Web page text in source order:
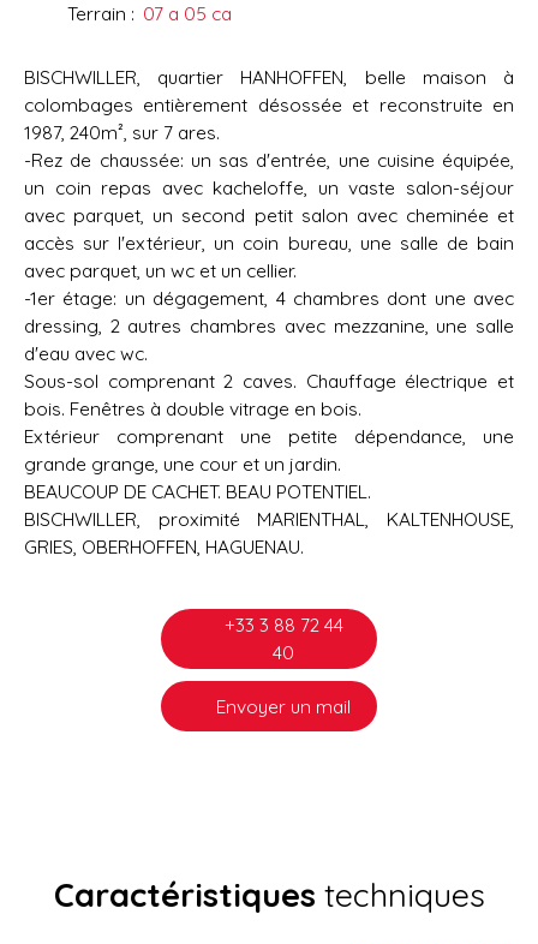
Terrain : 07 a 05 ca
BISCHWILLER, quartier HANHOFFEN, belle maison à
colombages entièrement désossée et reconstruite en
1987, 240m², sur 7 ares.
-Rez de chaussée: un sas d'entrée, une cuisine équipée,
un coin repas avec kacheloffe, un vaste salon-séjour
avec parquet, un second petit salon avec cheminée et
accès sur l'extérieur, un coin bureau, une salle de bain
avec parquet, un wc et un cellier.
-1er étage: un dégagement, 4 chambres dont une avec
dressing, 2 autres chambres avec mezzanine, une salle
d'eau avec wc.
Sous-sol comprenant 2 caves. Chauffage électrique et
bois. Fenêtres à double vitrage en bois.
Extérieur comprenant une petite dépendance, une
grande grange, une cour et un jardin.
BEAUCOUP DE CACHET. BEAU POTENTIEL.
BISCHWILLER, proximité MARIENTHAL, KALTENHOUSE,
GRIES, OBERHOFFEN, HAGUENAU.
+33 3 88 72 44
40
Envoyer un mail
Caractéristiques techniques